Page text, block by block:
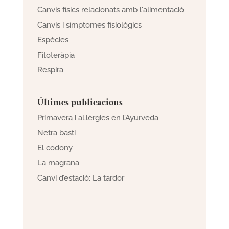
Canvis físics relacionats amb l'alimentació
Canvis i símptomes fisiològics
Espècies
Fitoteràpia
Respira
Últimes publicacions
Primavera i al.lèrgies en l’Ayurveda
Netra basti
El codony
La magrana
Canvi d’estació: La tardor